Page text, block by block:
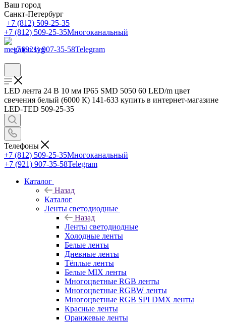
Ваш город
Санкт-Петербург
+7 (812) 509-25-35
+7 (812) 509-25-35Многоканальный
+7 (921) 907-35-58Telegram
LED лента 24 В 10 мм IP65 SMD 5050 60 LED/m цвет
свечения белый (6000 К) 141-633 купить в интернет-магазине
LED-TED 509-25-35
Телефоны
+7 (812) 509-25-35Многоканальный
+7 (921) 907-35-58Telegram
Каталог
Назад
Каталог
Ленты светодиодные
Назад
Ленты светодиодные
Холодные ленты
Белые ленты
Дневные ленты
Тёплые ленты
Белые MIX ленты
Многоцветные RGB ленты
Многоцветные RGBW ленты
Многоцветные RGB SPI DMX ленты
Красные ленты
Оранжевые ленты